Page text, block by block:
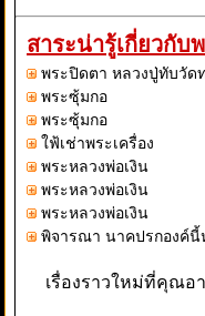
สาระน่ารู้เกี่ยวกับ
พระปิดตา หลวงปู่ทับวัด
พระซุ้มกอ
พระซุ้มกอ
ใฟ้เช่าพระเครื่อง
พระหลวงพ่อเงิน
พระหลวงพ่อเงิน
พระหลวงพ่อเงิน
พิจารณา นาคปรกองค์นี้
เรื่องราวใหม่ที่คุณอ